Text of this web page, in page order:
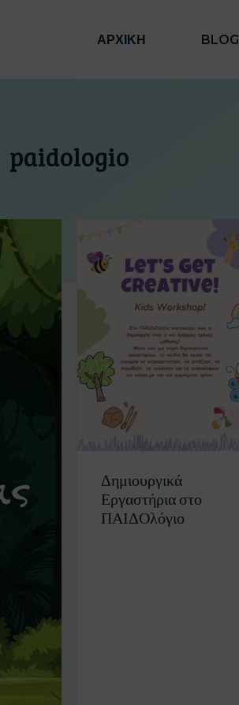
ΑΡΧΙΚΗ BLOG
paidologio
Δημιουργικά
Εργαστήρια στο
ΠΑΙΔΟλόγιο